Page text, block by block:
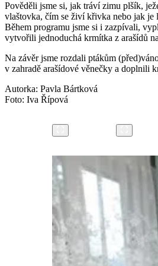
Pověděli jsme si, jak tráví zimu plšík,
vlaštovka, čím se živí křivka nebo jak je
Během programu jsme si i zazpívali,
vytvořili jednoduchá krmítka z arašídů
Na závěr jsme rozdali ptákům
v zahradě arašídové věnečky a doplnili
Autorka: Pavla Bártková
Foto: Iva Řípová